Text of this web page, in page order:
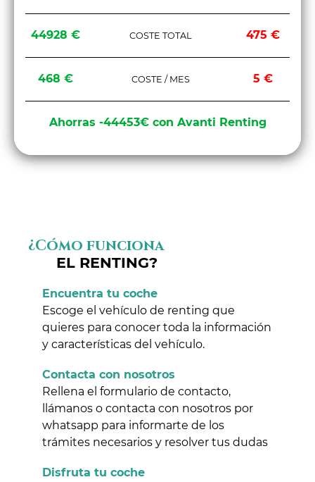
44928 € COSTE TOTAL 475 €
468 € COSTE / MES 5 €
Ahorras -44453€ con Avanti Renting
¿Cómo funciona
EL RENTING?
Encuentra tu coche
Escoge el vehículo de renting que
quieres para conocer toda la información
y características del vehículo.
Contacta con nosotros
Rellena el formulario de contacto,
llámanos o contacta con nosotros por
whatsapp para informarte de los
trámites necesarios y resolver tus dudas
Disfruta tu coche